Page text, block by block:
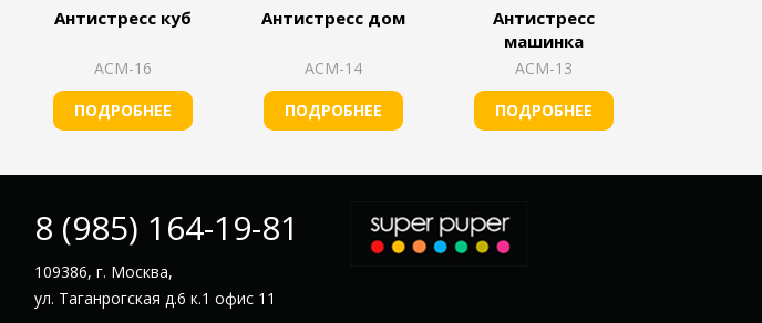
Антистресс куб
АСМ-16
ПОДРОБНЕЕ
Антистресс дом
АСМ-14
ПОДРОБНЕЕ
Антистресс
машинка
АСМ-13
ПОДРОБНЕЕ
8 (985) 164-19-81
109386, г. Москва,
ул. Таганрогская д.6 к.1 офис 11